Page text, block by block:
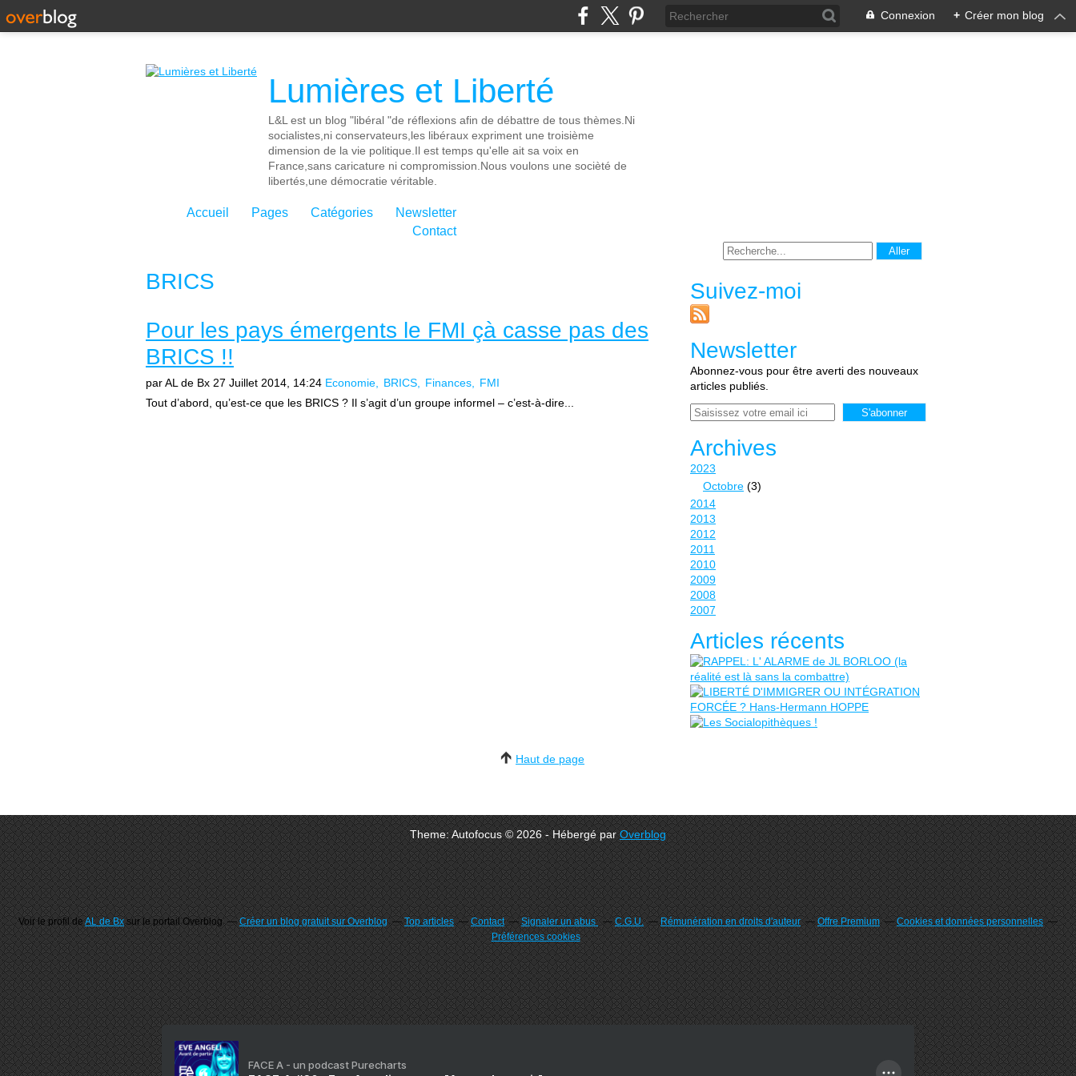
Connexion + Créer mon blog
Lumières et Liberté
L&L est un blog "libéral "de réflexions afin de débattre de tous thèmes.Ni
socialistes,ni conservateurs,les libéraux expriment une troisième
dimension de la vie politique.Il est temps qu'elle ait sa voix en
France,sans caricature ni compromission.Nous voulons une socièté de
libertés,une démocratie véritable.
Accueil Pages Catégories
Newsletter
Contact
BRICS
Pour les pays émergents le FMI çà casse pas des
BRICS !!
par AL de Bx 27 Juillet 2014, 14:24 Economie BRICS Finances
FMI
Tout d’abord, qu’est-ce que les BRICS ? Il s’agit d’un groupe informel – c’est-à-dire...
Suivez-moi
Newsletter
Abonnez-vous pour être averti des nouveaux
articles publiés.
Email
Archives
2023
Octobre (3)
2014
2013
2012
2011
2010
2009
2008
2007
Articles récents
Haut de page
Theme: Autofocus © 2026 - Hébergé parOverblog
Voir le profil deAL de Bxsur le portail Overblog Créer un blog gratuit sur Overblog Top articles Contact Signaler un abus C.G.U. Rémunération en droits d'auteur Offre Premium
Cookies et données personnelles
Préférences cookies
FACE A - un podcast Purecharts